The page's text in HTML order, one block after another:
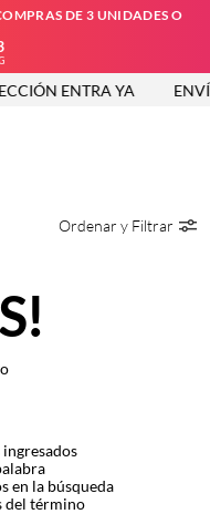
DE 3 UNIDADES O
ENTRA YA
Ordenar y Filtrar
en la búsqueda
del término